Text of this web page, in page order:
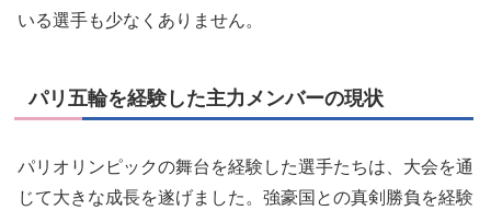
いる選手も少なくありません。
パリ五輪を経験した主力メンバーの現状
パリオリンピックの舞台を経験した選手たちは、大会を通
じて大きな成長を遂げました。強豪国との真剣勝負を経験